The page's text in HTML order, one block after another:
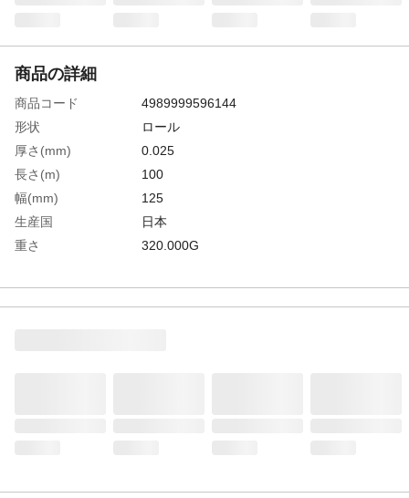
商品の詳細
商品コード
4989999596144
形状
ロール
厚さ(mm)
0.025
長さ(m)
100
幅(mm)
125
生産国
日本
重さ
320.000G
（PE）（ゼラスト添加物）